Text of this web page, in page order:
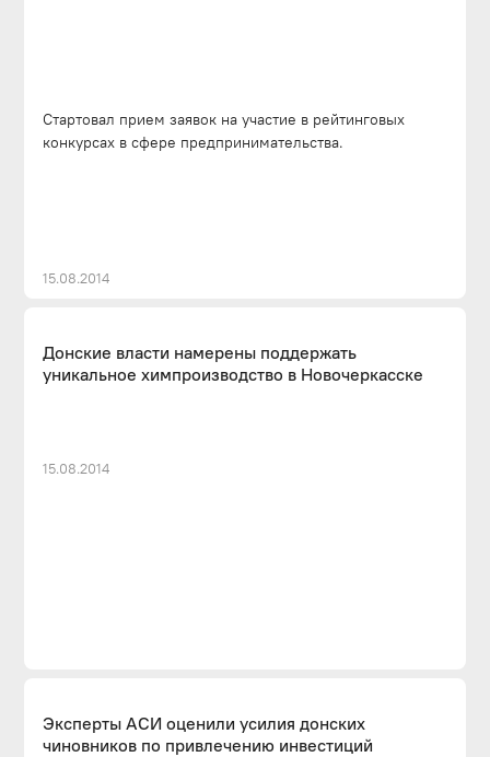
Стартовал прием заявок на участие в рейтинговых
конкурсах в сфере предпринимательства.
15.08.2014
Донские власти намерены поддержать
уникальное химпроизводство в Новочеркасске
15.08.2014
Эксперты АСИ оценили усилия донских
чиновников по привлечению инвестиций